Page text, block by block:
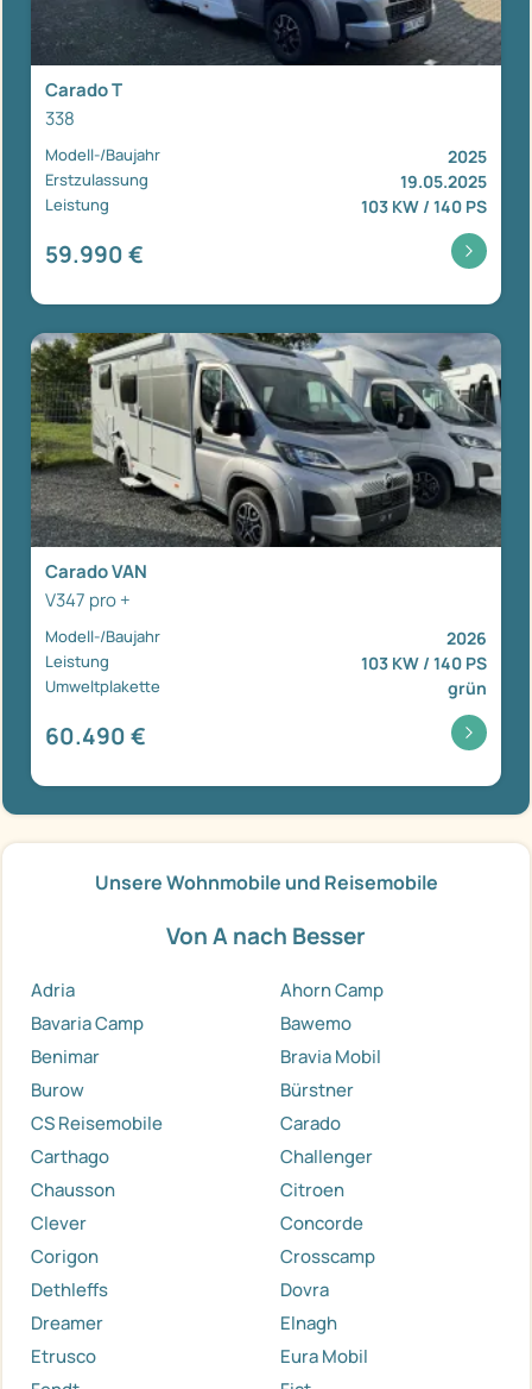
Carado T
338
Modell-/Baujahr 2025
Erstzulassung 19.05.2025
Leistung 103 KW / 140 PS
59.990 €
Carado VAN
V347 pro +
Modell-/Baujahr 2026
Leistung 103 KW / 140 PS
Umweltplakette grün
60.490 €
Unsere Wohnmobile und Reisemobile
Von A nach Besser
Adria
Ahorn Camp
Bavaria Camp
Bawemo
Benimar
Bravia Mobil
Burow
Bürstner
CS Reisemobile
Carado
Carthago
Challenger
Chausson
Citroen
Clever
Concorde
Corigon
Crosscamp
Dethleffs
Dovra
Dreamer
Elnagh
Etrusco
Eura Mobil